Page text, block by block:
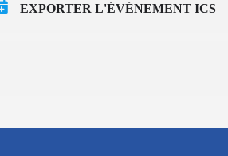
EXPORTER L'ÉVÉNEMENT ICS